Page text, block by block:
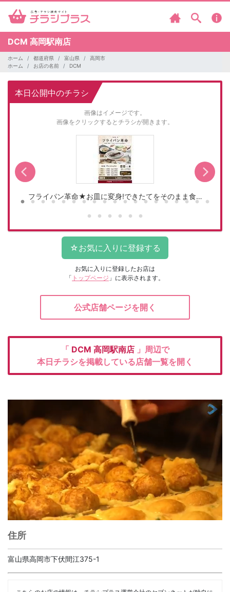
DCM 高岡駅南店
ホーム 都道府県 富山県
高岡市
ホーム
お店の名前 DCM
本日公開中のチラシ
画像はイメージです。
画像をクリックするとチラシが開きます。
フライパン革命★お皿に変身!できたてをそのまま食…
お気に入りに登録したお店は
「 トップページ 」に表示されます。
公式店舗ページを開く
「 DCM 高岡駅南店 」周辺で
本日チラシを掲載している店舗一覧を開く
住所
富山県高岡市下伏間江375-1